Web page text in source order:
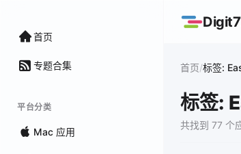
首页
专题合集
平台分类
Mac 应用
首页/标签:
标签:
共找到 77 个